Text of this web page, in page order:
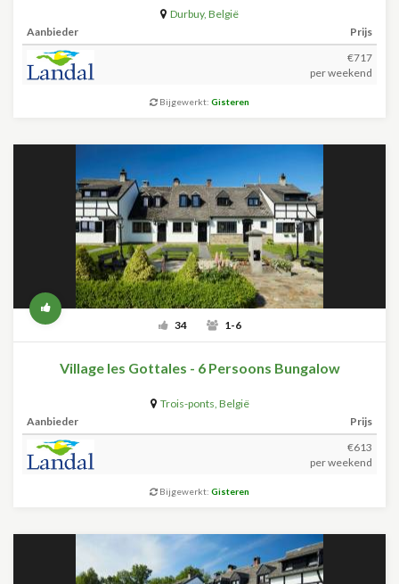
Durbuy, België
Aanbieder
Prijs
€717
per weekend
Bijgewerkt: Gisteren
34 1-6
Village les Gottales - 6 Persoons Bungalow
Trois-ponts, België
Aanbieder
Prijs
€613
per weekend
Bijgewerkt: Gisteren